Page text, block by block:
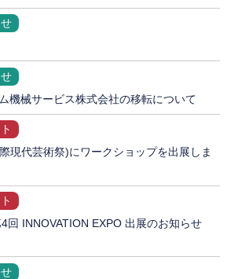
機械サービス株式会社の移転について
現代芸術祭)にワークショップを出展しま
回 INNOVATION EXPO 出展のお知らせ